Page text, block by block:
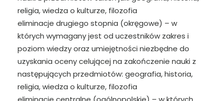
religia, wiedza o kulturze, filozofia
eliminacje drugiego stopnia (okręgowe) – w
których wymagany jest od uczestników zakres i
poziom wiedzy oraz umiejętności niezbędne do
uzyskania oceny celującej na zakończenie nauki z
następujących przedmiotów: geografia, historia,
religia, wiedza o kulturze, filozofia